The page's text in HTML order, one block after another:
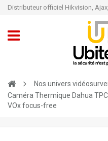
Nos univers
Caméra Thermique Dahua
VOx focus-free